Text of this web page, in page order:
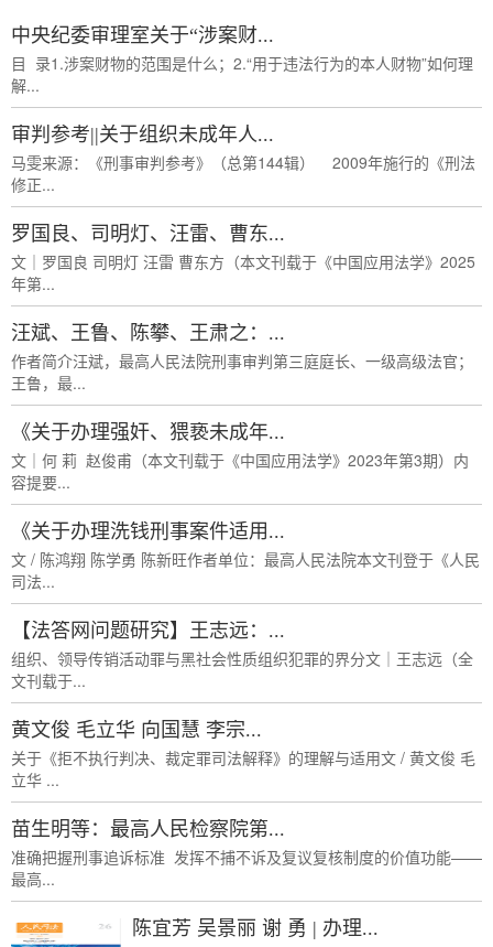
中央纪委审理室关于“涉案财...
目 录1.涉案财物的范围是什么；2.“用于违法行为的本人财物”如何理
解...
审判参考||关于组织未成年人...
马雯来源：《刑事审判参考》（总第144辑） 2009年施行的《刑法
修正...
罗国良、司明灯、汪雷、曹东...
文｜罗国良 司明灯 汪雷 曹东方（本文刊载于《中国应用法学》2025
年第...
汪斌、王鲁、陈攀、王肃之：...
作者简介汪斌，最高人民法院刑事审判第三庭庭长、一级高级法官；
王鲁，最...
《关于办理强奸、猥亵未成年...
文｜何 莉 赵俊甫（本文刊载于《中国应用法学》2023年第3期）内
容提要...
《关于办理洗钱刑事案件适用...
文 / 陈鸿翔 陈学勇 陈新旺作者单位：最高人民法院本文刊登于《人民
司法...
【法答网问题研究】王志远：...
组织、领导传销活动罪与黑社会性质组织犯罪的界分文｜王志远（全
文刊载于...
黄文俊 毛立华 向国慧 李宗...
关于《拒不执行判决、裁定罪司法解释》的理解与适用文 / 黄文俊 毛
立华 ...
苗生明等：最高人民检察院第...
准确把握刑事追诉标准 发挥不捕不诉及复议复核制度的价值功能——
最高...
陈宜芳 吴景丽 谢 勇 | 办理...